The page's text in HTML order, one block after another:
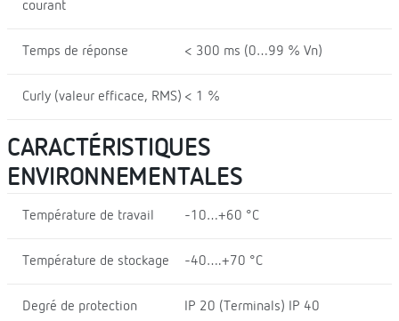
courant
Temps de réponse < 300 ms (0…99 % Vn)
Curly (valeur efficace, RMS) < 1 %
CARACTÉRISTIQUES
ENVIRONNEMENTALES
Température de travail -10…+60 °C
Température de stockage -40….+70 °C
Degré de protection
IP 20 (Terminals) IP 40